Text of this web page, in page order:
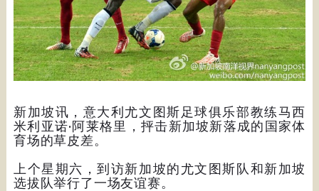
新加坡讯，意大利尤文图斯足球俱乐部教练马西
米利亚诺·阿莱格里，抨击新加坡新落成的国家体
育场的草皮差。
上个星期六，到访新加坡的尤文图斯队和新加坡
选拔队举行了一场友谊赛。